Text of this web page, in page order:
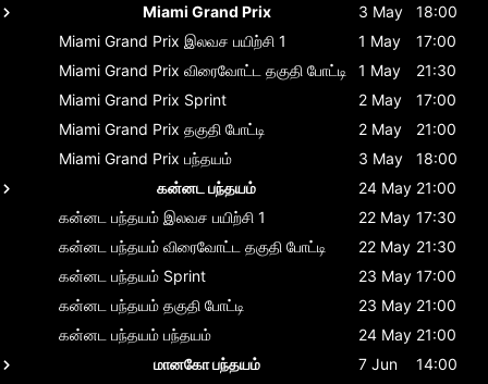
Miami Grand Prix
3 May
18:00
Miami Grand Prix இலவச பயிற்சி 1 1 May
17:00
Miami Grand Prix விரைவோட்ட தகுதி போட்டி 1 May
21:30
Miami Grand Prix Sprint 2 May
17:00
Miami Grand Prix தகுதி போட்டி 2 May
21:00
Miami Grand Prix பந்தயம் 3 May
18:00
கன்னட பந்தயம்
24 May 21:00
கன்னட பந்தயம் இலவச பயிற்சி 1 22 May 17:30
கன்னட பந்தயம் விரைவோட்ட தகுதி போட்டி 22 May 21:30
கன்னட பந்தயம் Sprint 23 May 17:00
கன்னட பந்தயம் தகுதி போட்டி 23 May 21:00
கன்னட பந்தயம் பந்தயம் 24 May 21:00
மானகோ பந்தயம்
7 Jun
14:00